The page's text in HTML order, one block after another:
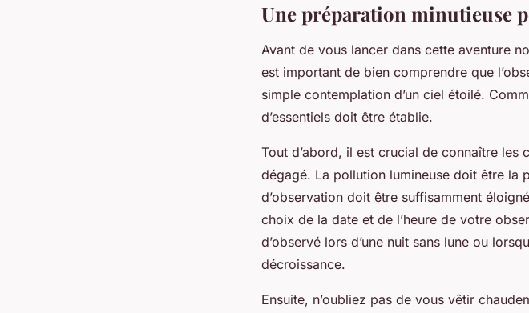
Une préparation minutieuse
Avant de vous lancer dans cette aventure
est important de bien comprendre que
simple contemplation d’un ciel étoilé.
d’essentiels doit être établie.
Tout d’abord, il est crucial de connaître
dégagé. La pollution lumineuse doit être la
d’observation doit être suffisamment
choix de la date et de l’heure de votre
d’observé lors d’une nuit sans lune ou
décroissance.
Ensuite, n’oubliez pas de vous vêtir